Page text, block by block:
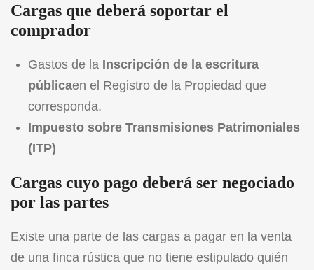
Cargas que deberá soportar el
comprador
Gastos de la Inscripción de la escritura
públicaen el Registro de la Propiedad que
corresponda.
Impuesto sobre Transmisiones Patrimoniales
(ITP)
Cargas cuyo pago deberá ser negociado
por las partes
Existe una parte de las cargas a pagar en la venta
de una finca rústica que no tiene estipulado quién